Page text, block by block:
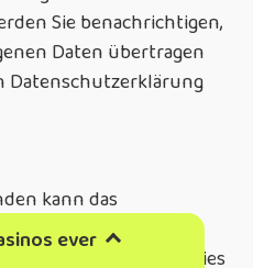
Sie benachrichtigen,
Daten übertragen
Datenschutzerklärung
kann das
Ihre
offenzulegen, wenn dies
ever